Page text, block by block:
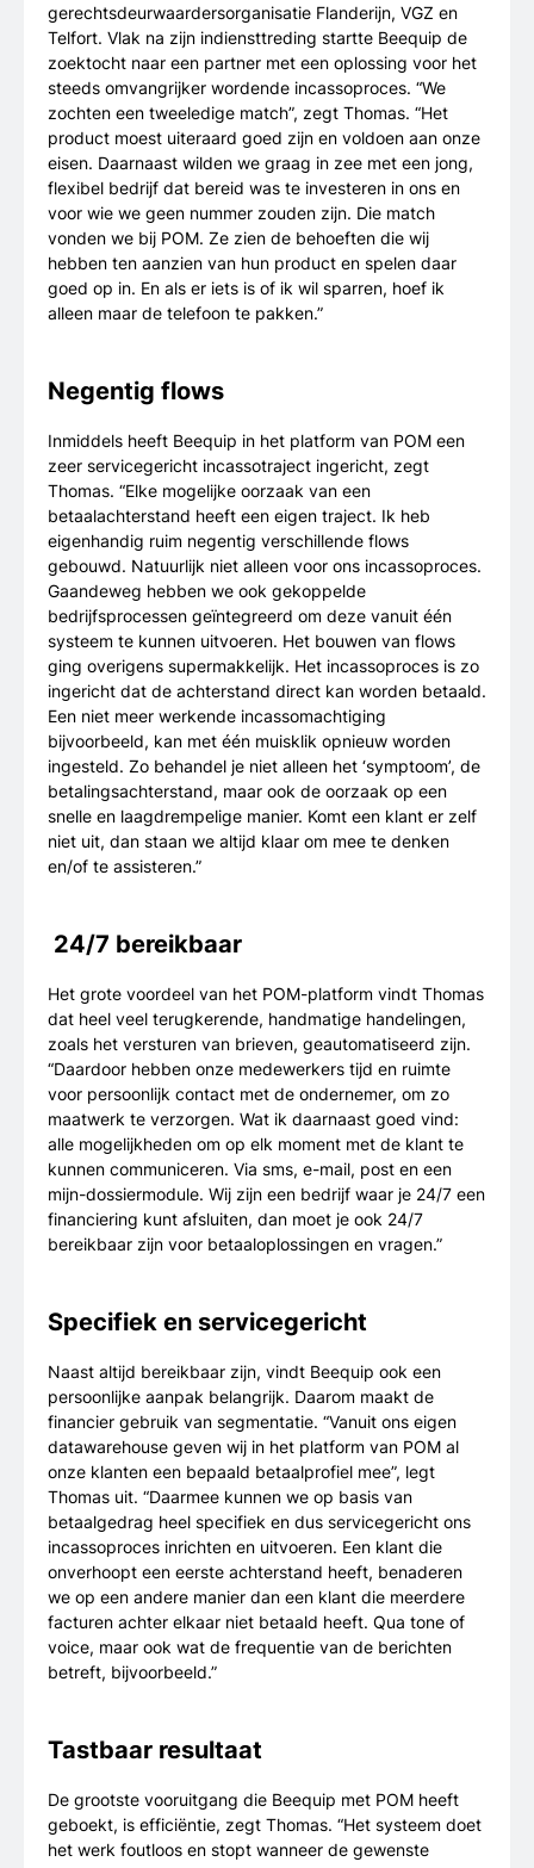
gerechtsdeurwaardersorganisatie Flanderijn, VGZ en
Telfort. Vlak na zijn indiensttreding startte Beequip de
zoektocht naar een partner met een oplossing voor het
steeds omvangrijker wordende incassoproces. “We
zochten een tweeledige match”, zegt Thomas. “Het
product moest uiteraard goed zijn en voldoen aan onze
eisen. Daarnaast wilden we graag in zee met een jong,
flexibel bedrijf dat bereid was te investeren in ons en
voor wie we geen nummer zouden zijn. Die match
vonden we bij POM. Ze zien de behoeften die wij
hebben ten aanzien van hun product en spelen daar
goed op in. En als er iets is of ik wil sparren, hoef ik
alleen maar de telefoon te pakken.”
Negentig flows
Inmiddels heeft Beequip in het platform van POM een
zeer servicegericht incassotraject ingericht, zegt
Thomas. “Elke mogelijke oorzaak van een
betaalachterstand heeft een eigen traject. Ik heb
eigenhandig ruim negentig verschillende flows
gebouwd. Natuurlijk niet alleen voor ons incassoproces.
Gaandeweg hebben we ook gekoppelde
bedrijfsprocessen geïntegreerd om deze vanuit één
systeem te kunnen uitvoeren. Het bouwen van flows
ging overigens supermakkelijk. Het incassoproces is zo
ingericht dat de achterstand direct kan worden betaald.
Een niet meer werkende incassomachtiging
bijvoorbeeld, kan met één muisklik opnieuw worden
ingesteld. Zo behandel je niet alleen het ‘symptoom’, de
betalingsachterstand, maar ook de oorzaak op een
snelle en laagdrempelige manier. Komt een klant er zelf
niet uit, dan staan we altijd klaar om mee te denken
en/of te assisteren.”
24/7 bereikbaar
Het grote voordeel van het POM-platform vindt Thomas
dat heel veel terugkerende, handmatige handelingen,
zoals het versturen van brieven, geautomatiseerd zijn.
“Daardoor hebben onze medewerkers tijd en ruimte
voor persoonlijk contact met de ondernemer, om zo
maatwerk te verzorgen. Wat ik daarnaast goed vind:
alle mogelijkheden om op elk moment met de klant te
kunnen communiceren. Via sms, e-mail, post en een
mijn-dossiermodule. Wij zijn een bedrijf waar je 24/7 een
financiering kunt afsluiten, dan moet je ook 24/7
bereikbaar zijn voor betaaloplossingen en vragen.”
Specifiek en servicegericht
Naast altijd bereikbaar zijn, vindt Beequip ook een
persoonlijke aanpak belangrijk. Daarom maakt de
financier gebruik van segmentatie. “Vanuit ons eigen
datawarehouse geven wij in het platform van POM al
onze klanten een bepaald betaalprofiel mee”, legt
Thomas uit. “Daarmee kunnen we op basis van
betaalgedrag heel specifiek en dus servicegericht ons
incassoproces inrichten en uitvoeren. Een klant die
onverhoopt een eerste achterstand heeft, benaderen
we op een andere manier dan een klant die meerdere
facturen achter elkaar niet betaald heeft. Qua tone of
voice, maar ook wat de frequentie van de berichten
betreft, bijvoorbeeld.”
Tastbaar resultaat
De grootste vooruitgang die Beequip met POM heeft
geboekt, is efficiëntie, zegt Thomas. “Het systeem doet
het werk foutloos en stopt wanneer de gewenste